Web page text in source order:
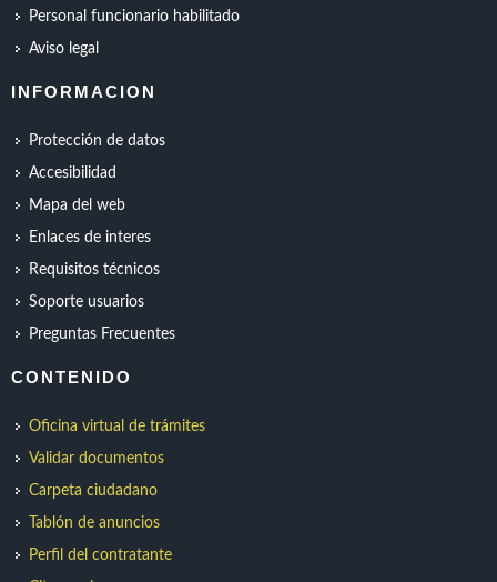
Personal funcionario habilitado
Aviso legal
INFORMACION
Protección de datos
Accesibilidad
Mapa del web
Enlaces de interes
Requisitos técnicos
Soporte usuarios
Preguntas Frecuentes
CONTENIDO
Oficina virtual de trámites
Validar documentos
Carpeta ciudadano
Tablón de anuncios
Perfil del contratante